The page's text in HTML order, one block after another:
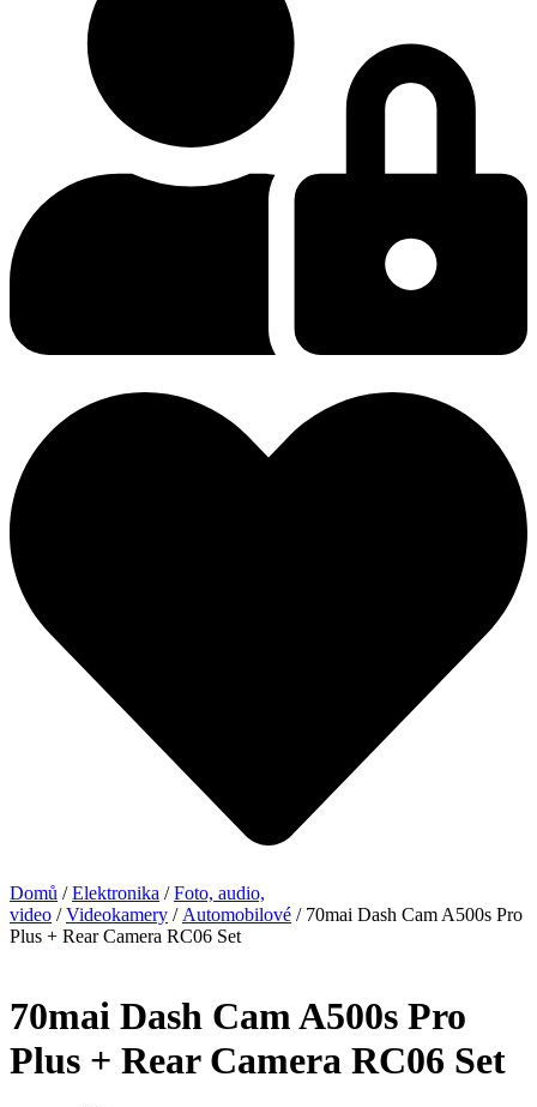
Domů /Elektronika /Foto, audio,
video /Videokamery / Automobilové / 70mai Dash Cam A500s Pro
Plus + Rear Camera RC06 Set
70mai Dash Cam A500s Pro
Plus + Rear Camera RC06 Set